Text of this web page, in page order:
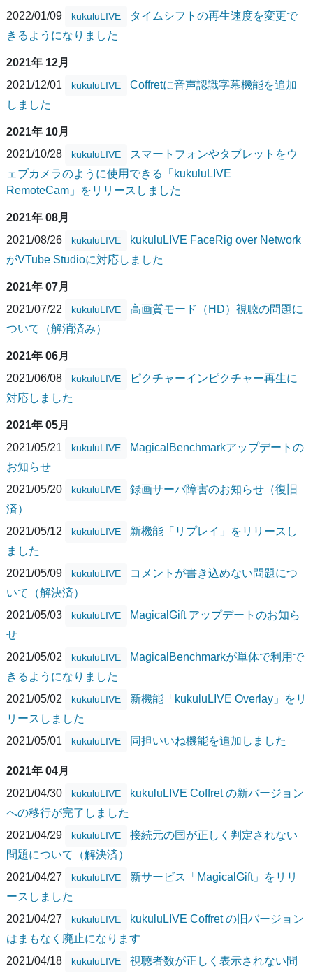
2022/01/09
kukuluLIVE
タイムシフトの再生速度を変更で
きるようになりました
2021年 12月
2021/12/01
kukuluLIVE
Coffretに音声認識字幕機能を追加
しました
2021年 10月
2021/10/28
kukuluLIVE
スマートフォンやタブレットをウ
ェブカメラのように使用できる「kukuluLIVE
RemoteCam」をリリースしました
2021年 08月
2021/08/26
kukuluLIVE
kukuluLIVE FaceRig over Network
がVTube Studioに対応しました
2021年 07月
2021/07/22
kukuluLIVE
高画質モード（HD）視聴の問題に
ついて（解消済み）
2021年 06月
2021/06/08
kukuluLIVE
ピクチャーインピクチャー再生に
対応しました
2021年 05月
2021/05/21
kukuluLIVE
MagicalBenchmarkアップデートの
お知らせ
2021/05/20
kukuluLIVE
録画サーバ障害のお知らせ（復旧
済）
2021/05/12
kukuluLIVE
新機能「リプレイ」をリリースし
ました
2021/05/09
kukuluLIVE
コメントが書き込めない問題につ
いて（解決済）
2021/05/03
kukuluLIVE
MagicalGift アップデートのお知ら
せ
2021/05/02
kukuluLIVE
MagicalBenchmarkが単体で利用で
きるようになりました
2021/05/02
kukuluLIVE
新機能「kukuluLIVE Overlay」をリ
リースしました
2021/05/01
kukuluLIVE 同担いいね機能を追加しました
2021年 04月
2021/04/30
kukuluLIVE
kukuluLIVE Coffret の新バージョン
への移行が完了しました
2021/04/29
kukuluLIVE
接続元の国が正しく判定されない
問題について（解決済）
2021/04/27
kukuluLIVE
新サービス「MagicalGift」をリリ
ースしました
2021/04/27
kukuluLIVE
kukuluLIVE Coffret の旧バージョン
はまもなく廃止になります
2021/04/18
kukuluLIVE
視聴者数が正しく表示されない問